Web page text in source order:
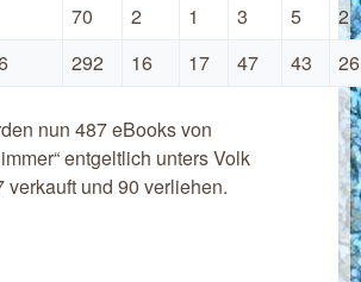
70 2 1 3 5
2
292 16 17 47 43 26
nun 487 eBooks von
entgeltlich unters Volk
verkauft und 90 verliehen.